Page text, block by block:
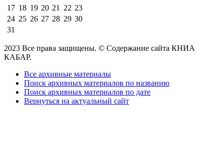
17 18 19 20 21 22 23
24 25 26 27 28 29 30
31
2023 Все права защищены. © Содержание сайта КНИА
КАБАР.
Все архивные материалы
Поиск архивных материалов по названию
Поиск архивных материалов по дате
Вернуться на актуальный сайт